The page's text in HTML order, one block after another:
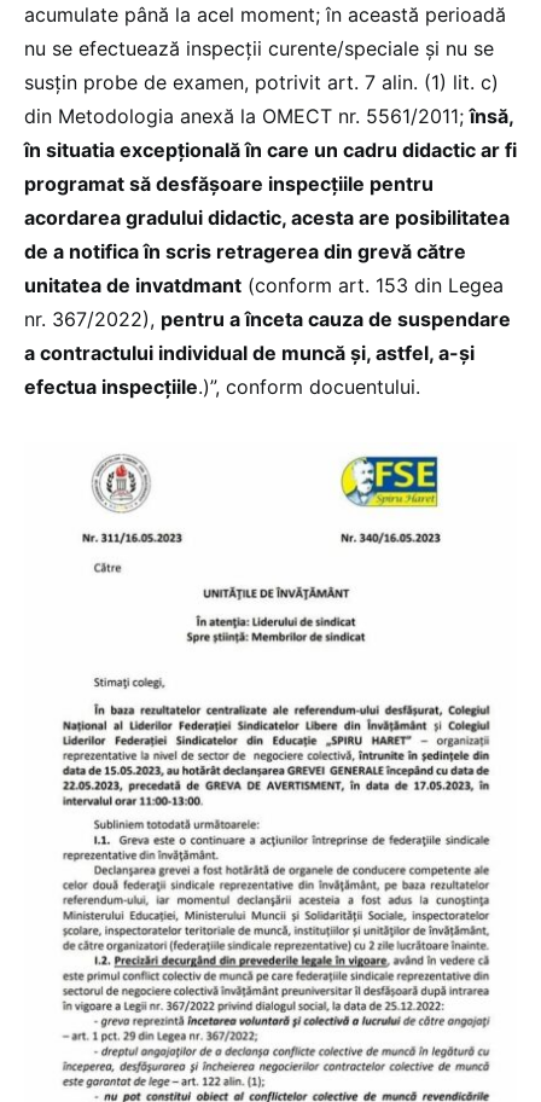
acumulate până la acel moment; în această perioadă
nu se efectuează inspecții curente/speciale şi nu se
susţin probe de examen, potrivit art. 7 alin. (1) lit. c)
din Metodologia anexă la OMECT nr. 5561/2011;însă,
în situatia excepţională în care un cadru didactic ar fi
programat să desfășoare inspecțiile pentru
acordarea gradului didactic, acesta are posibilitatea
de a notifica în scris retragerea din grevă către
unitatea de invatdmant (conform art. 153 din Legea
nr. 367/2022), pentru a înceta cauza de suspendare
a contractului individual de muncă și, astfel, a-și
efectua inspecțiile.)”, conform docuentului.